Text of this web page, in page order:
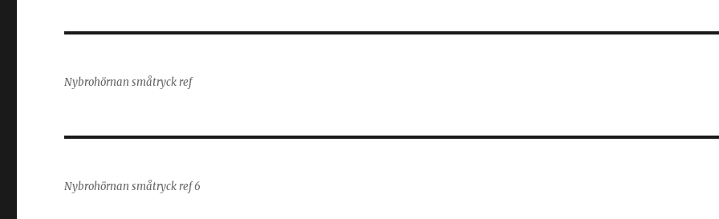
Nybrohörnan småtryck ref
Nybrohörnan småtryck ref 6